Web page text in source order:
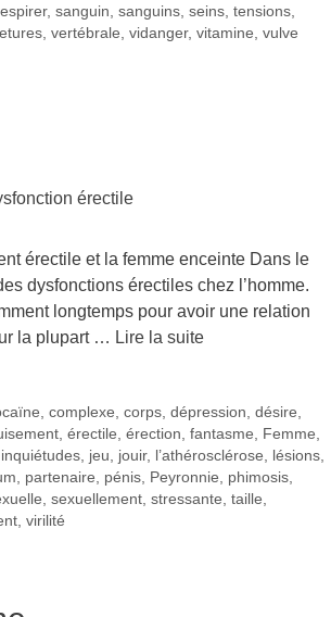
, sanguin sanguins seins tensions
vertébrale vidanger, vitamine vulve
érectile et la femme enceinte Dans le
dysfonctions érectiles chez l’homme.
longtemps pour avoir une relation
la plupart … Lire la suite
,complexe ,corps ,dépression ,désire
érectile érection fantasme Femme
inquiétudes jeu jouir, l’athérosclérose lésions
partenaire pénis Peyronnie phimosis
sexuellement stressante taille
virilité